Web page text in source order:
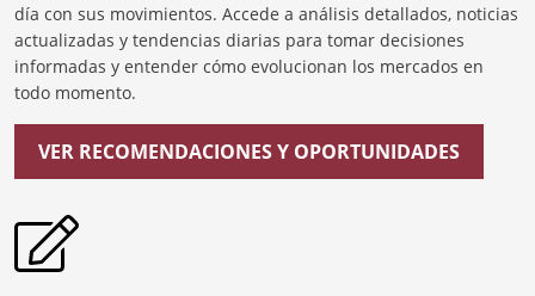
día con sus movimientos. Accede a análisis detallados, noticias
actualizadas y tendencias diarias para tomar decisiones
informadas y entender cómo evolucionan los mercados en
todo momento.
VER RECOMENDACIONES Y OPORTUNIDADES